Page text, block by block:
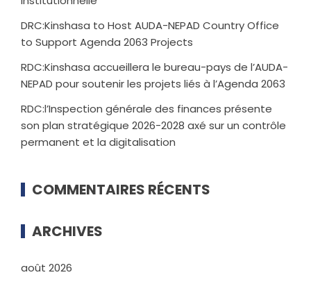
DRC:Kinshasa to Host AUDA-NEPAD Country Office
to Support Agenda 2063 Projects
RDC:Kinshasa accueillera le bureau-pays de l’AUDA-
NEPAD pour soutenir les projets liés à l’Agenda 2063
RDC:l’Inspection générale des finances présente
son plan stratégique 2026-2028 axé sur un contrôle
permanent et la digitalisation
COMMENTAIRES RÉCENTS
ARCHIVES
août 2026